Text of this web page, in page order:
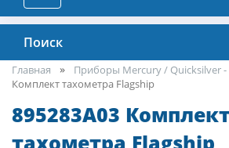
Поиск
Главная
Приборы Mercury / Quicksilver -
Комплект тахометра Flagship
895283A03
тахометра Flagship